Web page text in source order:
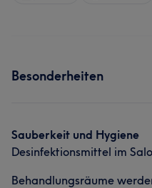
Besonderheiten
Sauberkeit und Hygiene
Desinfektionsmittel im
Behandlungsräume